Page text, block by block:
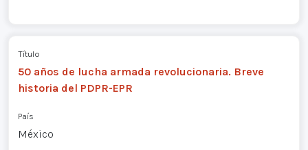
Título
50 años de lucha armada revolucionaria. Breve
historia del PDPR-EPR
País
México